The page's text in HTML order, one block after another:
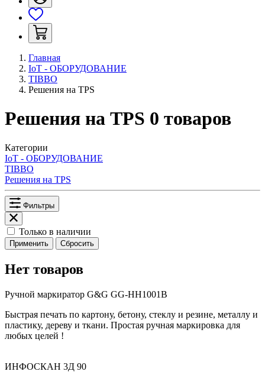
Главная
IoT - ОБОРУДОВАНИЕ
TIBBO
Решения на TPS
Решения на TPS 0 товаров
Категории
IoT - ОБОРУДОВАНИЕ
TIBBO
Решения на TPS
Фильтры
Только в наличии
Применить Сбросить
Нет товаров
Ручной маркиратор G&G GG-HH1001B
Быстрая печать по картону, бетону, стеклу и резине, металлу и
пластику, дереву и ткани. Простая ручная маркировка для
любых целей !
ИНФОСКАН 3Д 90